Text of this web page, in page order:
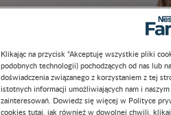
Klikając na przycisk “Akceptuję wszystkie pliki
podobnych technologii) pochodzących od nas lub
doświadczenia związanego z korzystaniem z tej
istotnych informacji umożliwiających nam i
zainteresowań. Dowiedz się więcej w Polityce
cookies tutaj, jak również w dowolnej chwili,